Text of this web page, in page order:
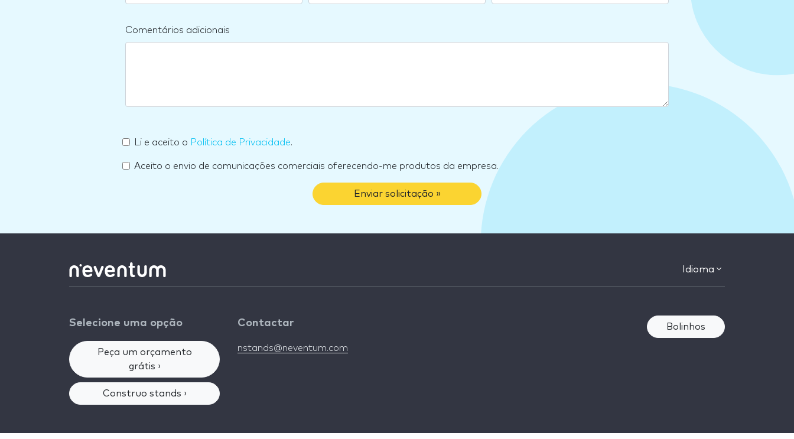
Comentários adicionais
Li e aceito o Política de Privacidade.
Aceito o envio de comunicações comerciais oferecendo-me produtos da empresa.
Enviar solicitação »
Idioma
Selecione uma opção
Peça um orçamento
grátis ›
Construo stands ›
Contactar
nstands@neventum.com
Bolinhos